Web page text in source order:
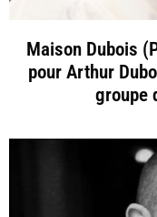
Maison Dubois
pour Arthur
groupe